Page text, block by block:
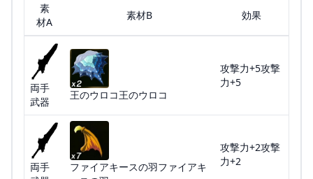
素
材A
素材B 効果
両手
武器
王のウロコ王のウロコ
攻撃力+5攻撃
力+5
両手
ファイアキースの羽ファイアキ
攻撃力+2攻撃
力+2